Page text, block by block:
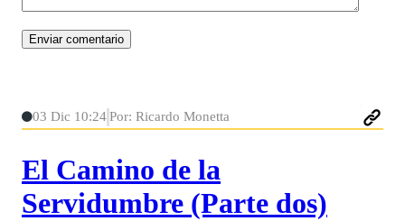
03 Dic 10:24Por: Ricardo Monetta
El Camino de la
Servidumbre (Parte dos)